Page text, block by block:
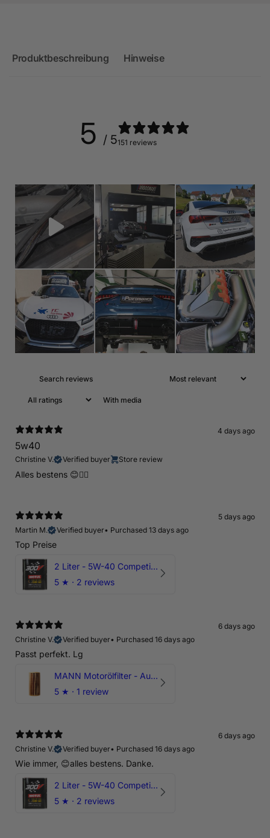
Produktbeschreibung Hinweise
5 / 5151 reviews
With media
4 days ago
5w40
Christine V. Verified buyer Store review
Alles bestens 😊👍🏻
5 days ago
Martin M.
Verified buyer• Purchased 13 days ago
Top Preise
2 Liter - 5W-40 Competition 300V Motul Motoröl
5 ★ · 2 reviews
6 days ago
Christine V.
Verified buyer• Purchased 16 days ago
Passt perfekt. Lg
MANN Motorölfilter - Audi RS3 TTRS RSQ3 VZ5 - DAZ DNW
5 ★ · 1 review
6 days ago
Christine V.
Verified buyer• Purchased 16 days ago
Wie immer, 😊alles bestens. Danke.
2 Liter - 5W-40 Competition 300V Motul Motoröl
5 ★ · 2 reviews